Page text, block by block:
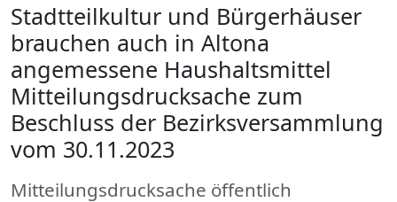
Stadtteilkultur und Bürgerhäuser
brauchen auch in Altona
angemessene Haushaltsmittel
Mitteilungsdrucksache zum
Beschluss der Bezirksversammlung
vom 30.11.2023
Mitteilungsdrucksache öffentlich